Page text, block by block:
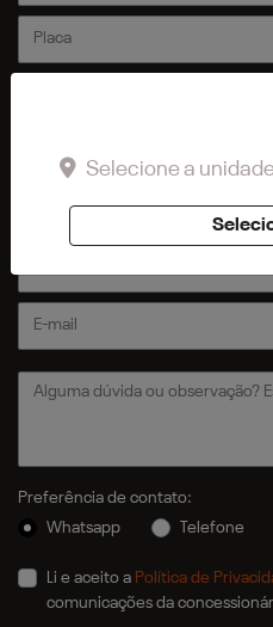
Preferência de contato:
Whatsapp
Telefone
Li e aceito a Política de
comunicações da
Selecione a